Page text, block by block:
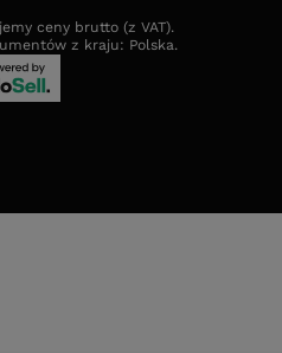
ceny brutto (z VAT).
z kraju: Polska.